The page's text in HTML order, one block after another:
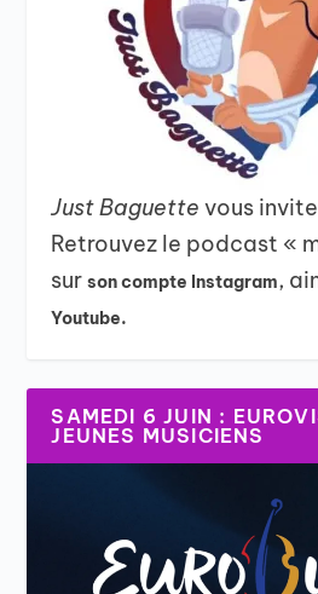
Just Baguettevous
Retrouvez le podcast «
surson compte Instagram,
Youtube.
SAMEDI 6 JUIN :
JEUNES MUSICIENS